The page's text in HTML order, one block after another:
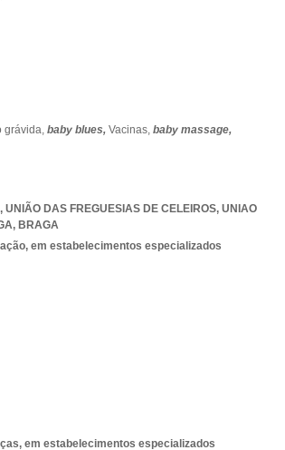
grávida, baby blues, Vacinas, baby massage,
DAS FREGUESIAS DE CELEIROS, UNIAO
, BRAGA
em estabelecimentos especializados
em estabelecimentos especializados